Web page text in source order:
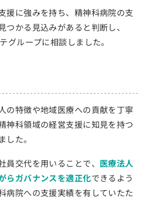
援に強みを持ち、精神科病院の支
かる見込みがあると判断し、
グループに相談しました。
の特徴や地域医療への貢献を丁寧
神科領域の経営支援に知見を持つ
た。
員交代を用いることで、 医療法人
らガバナンスを適正化できるよう
病院への支援実績を有していたた